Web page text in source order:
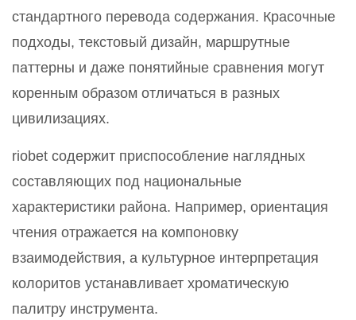
стандартного перевода содержания. Красочные
подходы, текстовый дизайн, маршрутные
паттерны и даже понятийные сравнения могут
коренным образом отличаться в разных
цивилизациях.
riobet содержит приспособление наглядных
составляющих под национальные
характеристики района. Например, ориентация
чтения отражается на компоновку
взаимодействия, а культурное интерпретация
колоритов устанавливает хроматическую
палитру инструмента.